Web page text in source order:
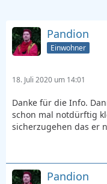
Pandion
Einwohner
18. Juli 2020 um 14:01
Danke für die Info.
schon mal notdürftig
sicherzugehen das er
Pandion